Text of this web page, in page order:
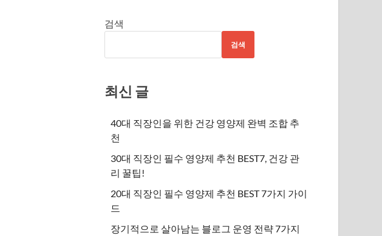
검색
검색
최신 글
40대 직장인을 위한 건강 영양제 완벽 조합 추
천
30대 직장인 필수 영양제 추천 BEST7, 건강 관
리 꿀팁!
20대 직장인 필수 영양제 추천 BEST 7가지 가이
드
장기적으로 살아남는 블로그 운영 전략 7가지